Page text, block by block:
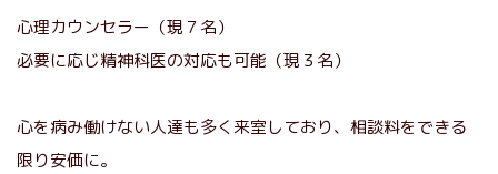
心理カウンセラー（現７名）
必要に応じ精神科医の対応も可能（現３名）
心を病み働けない人達も多く来室しており、相談料をできる
限り安価に。